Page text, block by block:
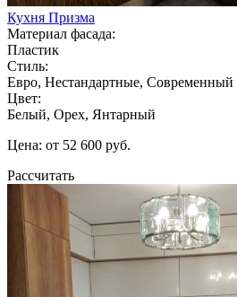
Кухня Призма
Материал фасада:
Пластик
Стиль:
Евро, Нестандартные, Современный
Цвет:
Белый, Орех, Янтарный
Цена: от 52 600 руб.
Рассчитать